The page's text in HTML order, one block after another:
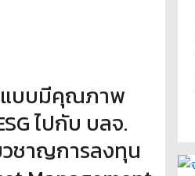
แบบมีคุณภาพ
ไปกับ บลจ.
ชาญการลงทุน